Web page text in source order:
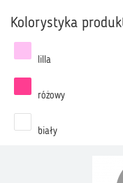
Kolorystyka
lilla
różowy
biały